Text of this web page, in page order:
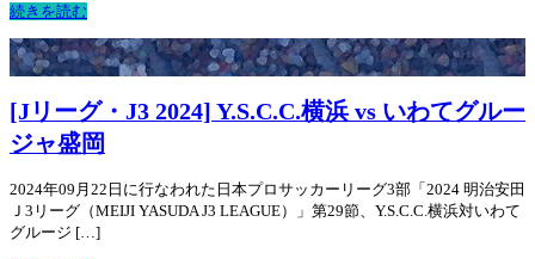
続きを読む
[Jリーグ・J3 2024] Y.S.C.C.横浜 vs いわてグルー
ジャ盛岡
2024年09月22日に行なわれた日本プロサッカーリーグ3部「2024 明治安田
Ｊ3リーグ（MEIJI YASUDA J3 LEAGUE）」第29節、Y.S.C.C.横浜対いわて
グルージ […]